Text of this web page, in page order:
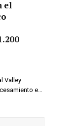
el
Valley
e…